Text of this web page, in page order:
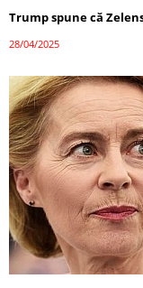
Trump spune că
28/04/2025